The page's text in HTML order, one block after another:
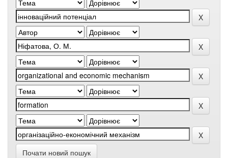
Почати новий пошук